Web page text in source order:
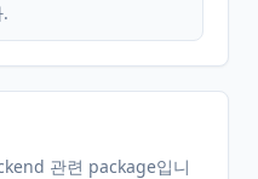
관련 package입니